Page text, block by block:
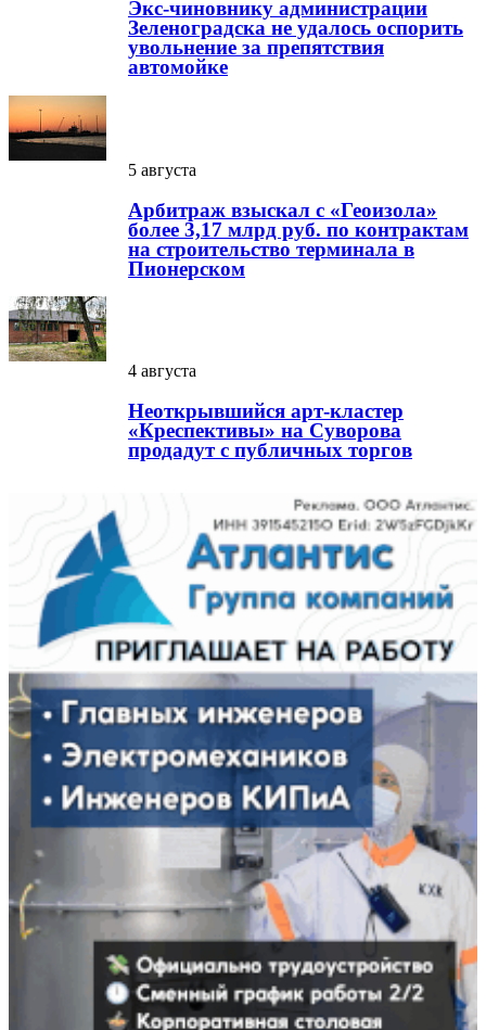
Экс-чиновнику администрации
Зеленоградска не удалось оспорить
увольнение за препятствия
автомойке
5 августа
Арбитраж взыскал с «Геоизола»
более 3,17 млрд руб. по контрактам
на строительство терминала в
Пионерском
4 августа
Неоткрывшийся арт-кластер
«Креспективы» на Суворова
продадут с публичных торгов